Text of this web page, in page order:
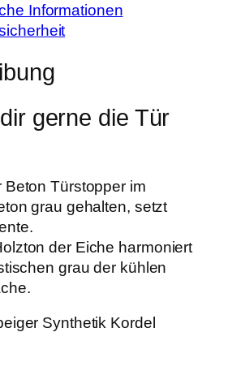
Informationen
gerne die Tür
Beton Türstopper im
grau gehalten, setzt
der Eiche harmoniert
grau der kühlen
Synthetik Kordel